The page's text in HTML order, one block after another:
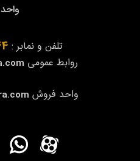
واحد11
تلفن و نمابر :
روابط عمومی
واحد فروش